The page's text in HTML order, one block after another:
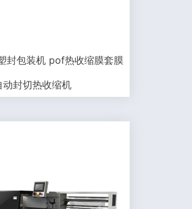
封包装机 pof热收缩膜套膜
动封切热收缩机